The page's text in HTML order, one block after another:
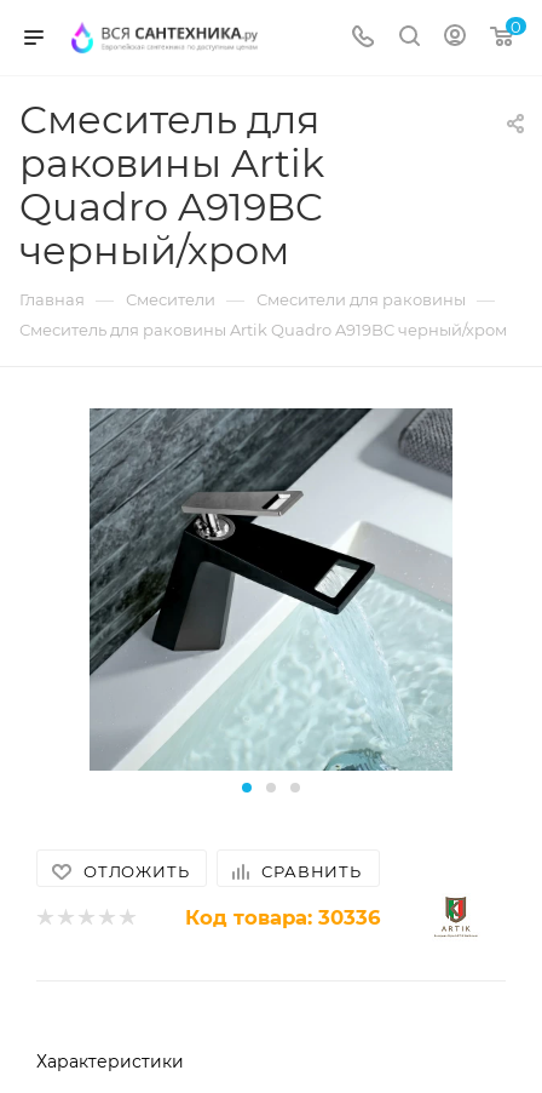
0
Смеситель для
раковины Artik
Quadro A919BC
черный/хром
Главная — Смесители — Смесители для раковины —
Смеситель для раковины Artik Quadro A919BC черный/хром
ОТЛОЖИТЬ СРАВНИТЬ
Код товара: 30336
Характеристики